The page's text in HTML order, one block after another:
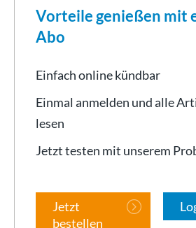
Vorteile genießen mit
Abo
Einfach online kündbar
Einmal anmelden und alle
lesen
Jetzt testen mit unserem
Jetzt
bestellen